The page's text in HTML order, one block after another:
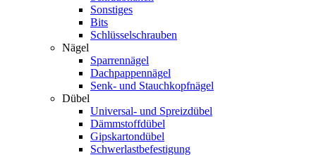
Sonstiges
Bits
Schlüsselschrauben
Nägel
Sparrennägel
Dachpappennägel
Senk- und Stauchkopfnägel
Dübel
Universal- und Spreizdübel
Dämmstoffdübel
Gipskartondübel
Schwerlastbefestigung